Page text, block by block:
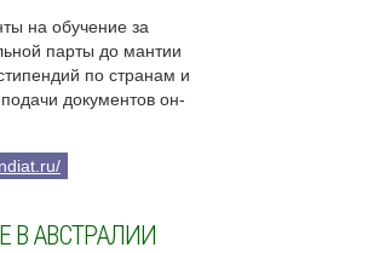
на обучение за
парты до мантии
по странам и
документов он-
В АВСТРАЛИИ